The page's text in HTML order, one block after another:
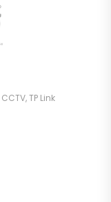
CCTV,TP Link